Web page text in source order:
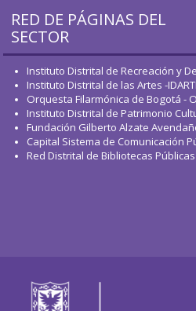
RED DE PÁGINAS DEL
SECTOR
Instituto Distrital de Recreación y
Instituto Distrital de las Artes -
Orquesta Filarmónica de Bogotá -
Instituto Distrital de Patrimonio
Fundación Gilberto Alzate
Capital Sistema de Comunicación
Red Distrital de Bibliotecas